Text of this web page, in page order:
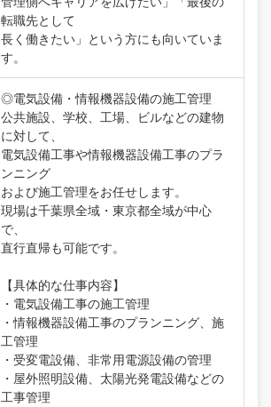
転職先として
長く働きたい」という方にも向いていま
す。
◎電気設備・情報機器設備の施工管理
公共施設、学校、工場、ビルなどの建物
に対して、
電気設備工事や情報機器設備工事のプラ
ンニング
および施工管理をお任せします。
現場は千葉県全域・東京都全域が中心
で、
直行直帰も可能です。
【具体的な仕事内容】
・電気設備工事の施工管理
・情報機器設備工事のプランニング、施
工管理
・受変電設備、非常用電源設備の管理
・屋外照明設備、太陽光発電設備などの
工事管理